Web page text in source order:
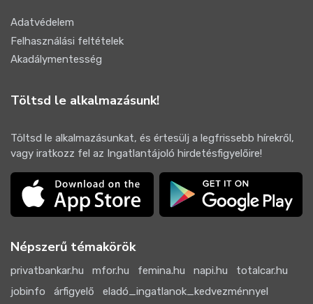
Adatvédelem
Felhasználási feltételek
Akadálymentesség
Töltsd le alkalmazásunk!
Töltsd le alkalmazásunkat, és értesülj a legfrissebb hírekről,
vagy iratkozz fel az Ingatlantájoló hirdetésfigyelőire!
Népszerű témakörök
privatbankar.hu mfor.hu femina.hu napi.hu
totalcar.hu
jobinfo
árfigyelő eladó_ingatlanok_kedvezménnyel